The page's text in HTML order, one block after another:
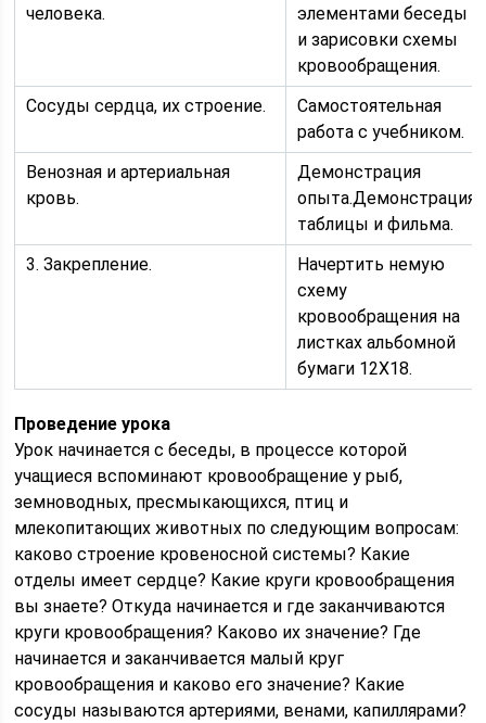
человека.
элементами беседы
и зарисовки схемы
кровообращения.
Сосуды сердца, их строение.
Самостоятельная
работа с учебником.
Венозная и артериальная
кровь.
Демонстрация
опыта.Демонстрация
таблицы и фильма.
3. Закрепление.
Начертить немую
схему
кровообращения на
листках альбомной
бумаги 12X18.
Проведение урока
Урок начинается с беседы, в процессе которой
учащиеся вспоминают кровообращение у рыб,
земноводных, пресмыкающихся, птиц и
млекопитающих животных по следующим вопросам:
каково строение кровеносной системы? Какие
отделы имеет сердце? Какие круги кровообращения
вы знаете? Откуда начинается и где заканчиваются
круги кровообращения? Каково их значение? Где
начинается и заканчивается малый круг
кровообращения и каково его значение? Какие
сосуды называются артериями, венами, капиллярами?